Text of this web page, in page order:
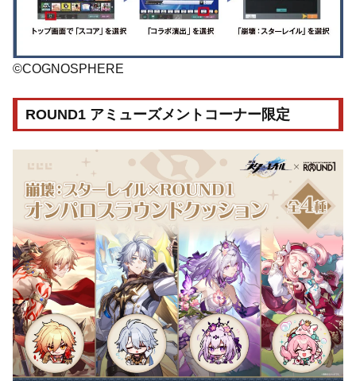
©COGNOSPHERE
ROUND1 アミューズメントコーナー限定